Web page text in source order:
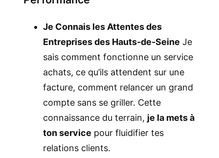
Je Connais les Attentes des
Entreprises des Hauts-de-Seine Je
sais comment fonctionne un service
achats, ce qu’ils attendent sur une
facture, comment relancer un grand
compte sans se griller. Cette
connaissance du terrain, je la mets à
ton service pour fluidifier tes
relations clients.